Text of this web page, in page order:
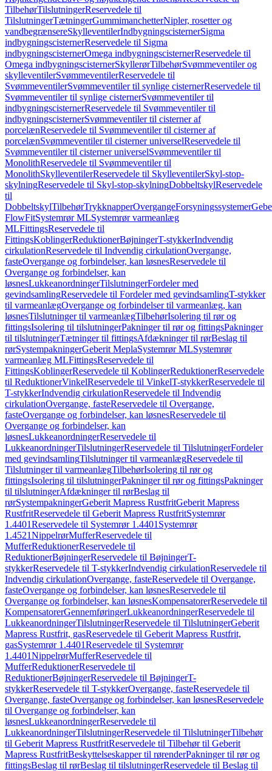
TilbehørTilslutningerReservedele til
TilslutningerTætningerGummimanchetterNipler, rosetter og
vandbegrænsereSkylleventilerIndbygningscisternerSigma
indbygningscisternerReservedele til Sigma
indbygningscisternerOmega indbygningscisternerReservedele til
Omega indbygningscisternerSkyllerørTilbehørSvømmeventiler og
skylleventilerSvømmeventilerReservedele til
SvømmeventilerSvømmeventiler til synlige cisternerReservedele til
Svømmeventiler til synlige cisternerSvømmeventiler til
indbygningscisternerReservedele til Svømmeventiler til
indbygningscisternerSvømmeventiler til cisterner af
porcelænReservedele til Svømmeventiler til cisterner af
porcelænSvømmeventiler til cisterner universelReservedele til
Svømmeventiler til cisterner universelSvømmeventiler til
MonolithReservedele til Svømmeventiler til
MonolithSkylleventilerReservedele til SkylleventilerSkyl-stop-
skylningReservedele til Skyl-stop-skylningDobbeltskylReservedele
til
DobbeltskylTilbehørTrykknapperOvergangeForsyningssystemer
FlowFitSystemrør MLSystemrør varmeanlæg
MLFittingsReservedele til
FittingsKoblingerReduktionerBøjningerT-stykkerIndvendig
cirkulationReservedele til Indvendig cirkulationOvergange,
fasteOvergange og forbindelser, kan løsnesReservedele til
Overgange og forbindelser, kan
løsnesLukkeanordningerTilslutningerFordeler med
gevindsamlingReservedele til Fordeler med gevindsamlingT-stykker
til varmeanlægOvergange og forbindelser til varmeanlæg, kan
løsnesTilslutninger til varmeanlægTilbehørIsolering til rør og
fittingsIsolering til tilslutningerPakninger til rør og fittingsPakninger
til tilslutningerTætninger til fittingsAfdækninger til rørBeslag til
rørSystempakningerGeberit MeplaSystemrør MLSystemrør
varmeanlæg MLFittingsReservedele til
FittingsKoblingerReservedele til KoblingerReduktionerReservedele
til ReduktionerVinkelReservedele til VinkelT-stykkerReservedele til
T-stykkerIndvendig cirkulationReservedele til Indvendig
cirkulationOvergange, fasteReservedele til Overgange,
fasteOvergange og forbindelser, kan løsnesReservedele til
Overgange og forbindelser, kan
løsnesLukkeanordningerReservedele til
LukkeanordningerTilslutningerReservedele til TilslutningerFordeler
med gevindsamlingTilslutninger til varmeanlægReservedele til
Tilslutninger til varmeanlægTilbehørIsolering til rør og
fittingsIsolering til tilslutningerPakninger til rør og fittingsPakninger
til tilslutningerAfdækninger til rørBeslag til
rørSystempakningerGeberit Mapress RustfritGeberit Mapress
RustfritReservedele til Geberit Mapress RustfritSystemrør
1.4401Reservedele til Systemrør 1.4401 Systemrør
1.4521NippelrørMufferReservedele til
MufferReduktionerReservedele til
ReduktionerBøjningerReservedele til BøjningerT-
stykkerReservedele til T-stykkerIndvendig cirkulationReservedele til
Indvendig cirkulationOvergange, fasteReservedele til Overgange,
fasteOvergange og forbindelser, kan løsnesReservedele til
Overgange og forbindelser, kan løsnesKompensatorerReservedele til
KompensatorerGennemføringerLukkeanordningerReservedele til
LukkeanordningerTilslutningerReservedele til TilslutningerGeberit
Mapress Rustfrit, gasReservedele til Geberit Mapress Rustfrit,
gasSystemrør 1.4401Reservedele til Systemrør
1.4401NippelrørMufferReservedele til
MufferReduktionerReservedele til
ReduktionerBøjningerReservedele til BøjningerT-
stykkerReservedele til T-stykkerOvergange, fasteReservedele til
Overgange, fasteOvergange og forbindelser, kan løsnesReservedele
til Overgange og forbindelser, kan
løsnesLukkeanordningerReservedele til
LukkeanordningerTilslutningerReservedele til TilslutningerTilbehør
til Geberit Mapress RustfritReservedele til Tilbehør til Geberit
Mapress RustfritBeskyttelseskapper til rørenderPakninger til rør og
fittingsBeslag til rørBeslag til tilslutningerReservedele til Beslag til